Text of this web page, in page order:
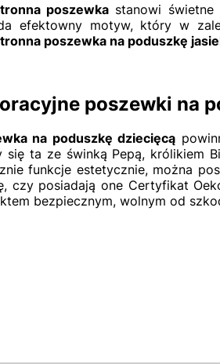
poszewka stanowi
efektowny motyw, który w
poszewka na poduszkę
poszewki na
na poduszkę dziecięcą
się ta ze świnką Pepą, królikiem
funkcje estetycznie, można
czy posiadają one Certyfikat
bezpiecznym, wolnym od